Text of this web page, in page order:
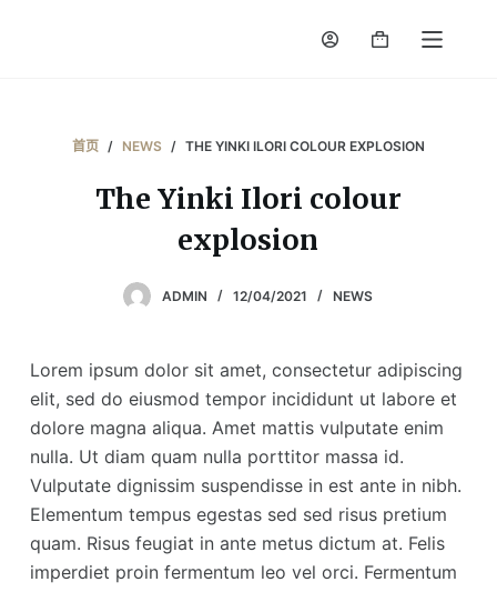
Shopping
首页 / NEWS / THE YINKI ILORI COLOUR EXPLOSION
The Yinki Ilori colour
explosion
ADMIN 12/04/2021 NEWS
Lorem ipsum dolor sit amet, consectetur adipiscing
elit, sed do eiusmod tempor incididunt ut labore et
dolore magna aliqua. Amet mattis vulputate enim
nulla. Ut diam quam nulla porttitor massa id.
Vulputate dignissim suspendisse in est ante in nibh.
Elementum tempus egestas sed sed risus pretium
quam. Risus feugiat in ante metus dictum at. Felis
imperdiet proin fermentum leo vel orci. Fermentum